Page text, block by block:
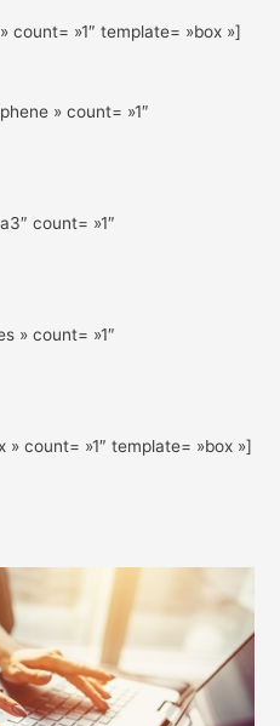
count= »1″ template= »box »]
» count= »1″
count= »1″
» count= »1″
count= »1″ template= »box »]